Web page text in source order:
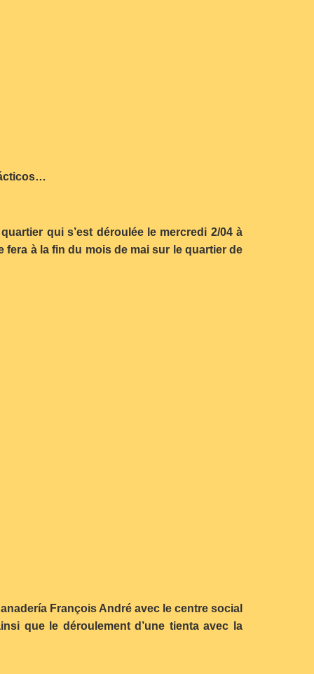
qui s’est déroulée le mercredi 2/04 à
fera à la fin du mois de mai sur le quartier de
François André avec le centre social
que le déroulement d’une tienta avec la